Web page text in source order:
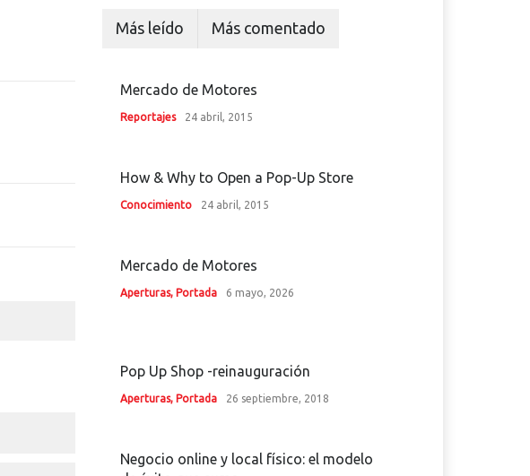
Más leído Más comentado
Mercado de Motores
Reportajes 24 abril, 2015
How & Why to Open a Pop-Up Store
Conocimiento 24 abril, 2015
Mercado de Motores
Aperturas, Portada 6 mayo, 2026
Pop Up Shop -reinauguración
Aperturas, Portada 26 septiembre, 2018
Negocio online y local físico: el modelo